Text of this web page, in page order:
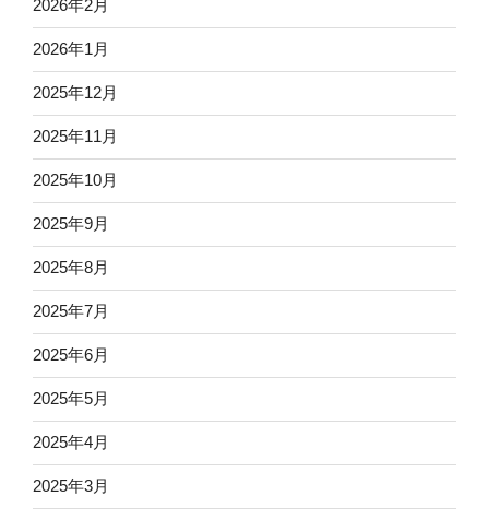
2026年2月
2026年1月
2025年12月
2025年11月
2025年10月
2025年9月
2025年8月
2025年7月
2025年6月
2025年5月
2025年4月
2025年3月